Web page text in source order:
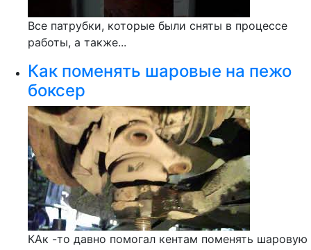
Все патрубки, которые были сняты в процессе
работы, а также...
Как поменять шаровые на пежо
боксер
КАк -то давно помогал кентам поменять шаровую